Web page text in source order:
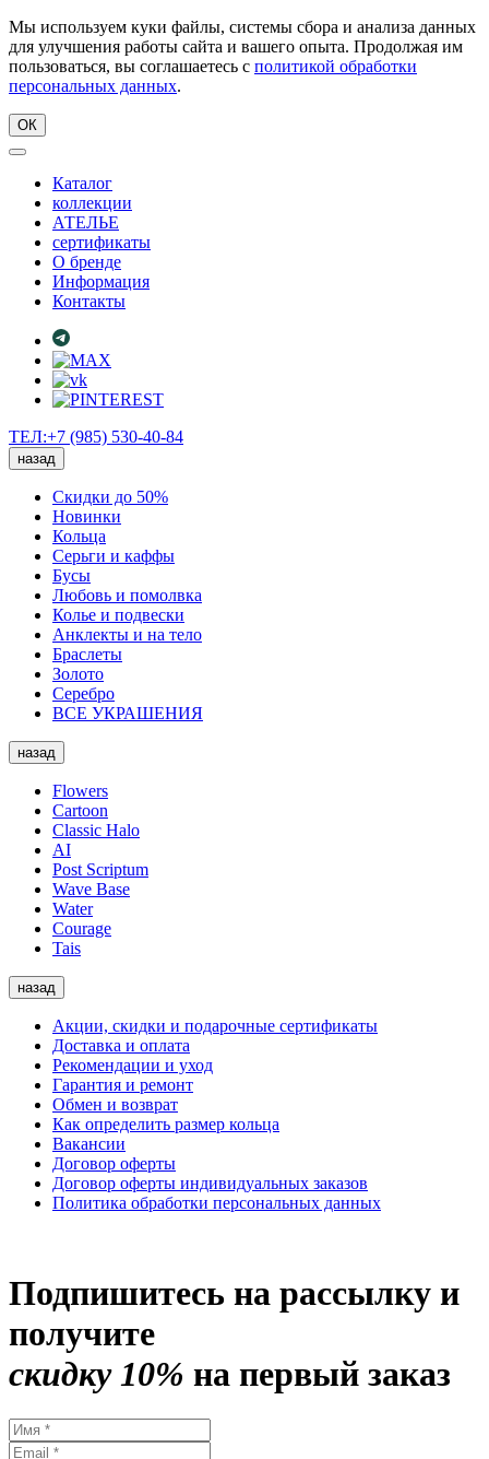
Мы используем куки файлы, системы сбора и анализа данных
для улучшения работы сайта и вашего опыта. Продолжая им
пользоваться, вы соглашаетесь с политикой обработки
персональных данных.
ОК
Каталог
коллекции
АТЕЛЬЕ
сертификаты
О бренде
Информация
Контакты
ТЕЛ:+7 (985) 530-40-84
назад
Скидки до 50%
Новинки
Кольца
Серьги и каффы
Бусы
Любовь и помолвка
Колье и подвески
Анклекты и на тело
Браслеты
Золото
Серебро
ВСЕ УКРАШЕНИЯ
назад
Flowers
Cartoon
Classic Halo
AI
Post Scriptum
Wave Base
Water
Courage
Tais
назад
Акции, скидки и подарочные сертификаты
Доставка и оплата
Рекомендации и уход
Гарантия и ремонт
Обмен и возврат
Как определить размер кольца
Вакансии
Договор оферты
Договор оферты индивидуальных заказов
Политика обработки персональных данных
Подпишитесь на рассылку и
получите
скидку 10% на первый заказ